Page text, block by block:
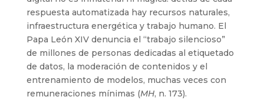
respuesta automatizada hay recursos naturales,
infraestructura energética y trabajo humano. El
Papa León XIV denuncia el “trabajo silencioso”
de millones de personas dedicadas al etiquetado
de datos, la moderación de contenidos y el
entrenamiento de modelos, muchas veces con
remuneraciones mínimas (MH, n. 173).